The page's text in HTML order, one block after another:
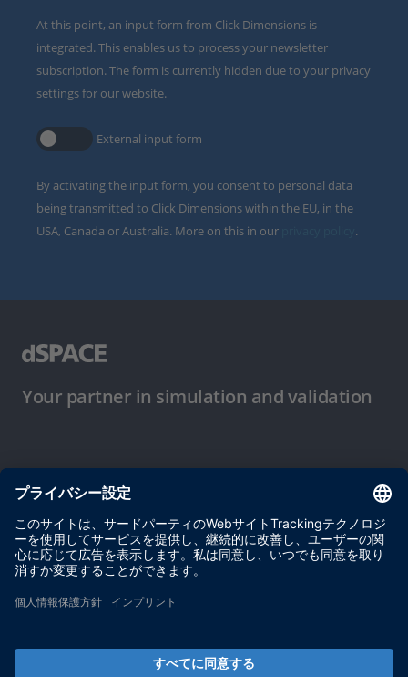
At this point, an input form from Click Dimensions is
integrated. This enables us to process your newsletter
subscription. The form is currently hidden due to your privacy
settings for our website.
External input form
By activating the input form, you consent to personal data
being transmitted to Click Dimensions within the EU, in the
USA, Canada or Australia. More on this in our
.
Your partner in simulation and validation
ご使用条件
プライバシーポリシー
約款
サイト運営会社情報